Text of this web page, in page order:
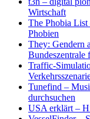
Wirtschaft
The Phobia List
Phobien
They: Gendern
Traffic-
Tunefind –
durchsuchen
USA erklärt –